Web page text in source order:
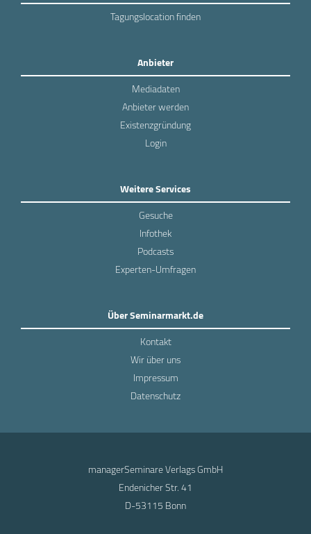
Tagungslocation finden
Anbieter
Mediadaten
Anbieter werden
Existenzgründung
Login
Weitere Services
Gesuche
Infothek
Podcasts
Experten-Umfragen
Über Seminarmarkt.de
Kontakt
Wir über uns
Impressum
Datenschutz
managerSeminare Verlags GmbH
Endenicher Str. 41
D-53115 Bonn